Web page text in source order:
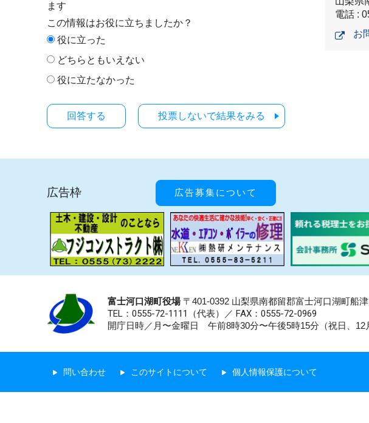
ます
この情報はお役に立ちましたか？
役に立った
どちらともいえない
役に立たなかった
投票しないで結果をみる
電話 :
お
広告枠 広告募集について
富士河口湖町役場〒401-0392 山梨県南都留郡富士河口湖町船
TEL：0555-72-1111 （代表）／ FAX：0555-72-0969
開庁日時／月〜金曜日 午前8時30分〜午後5時15分（祝日、12
問い合わせ このサイトについて 個人情報保護について